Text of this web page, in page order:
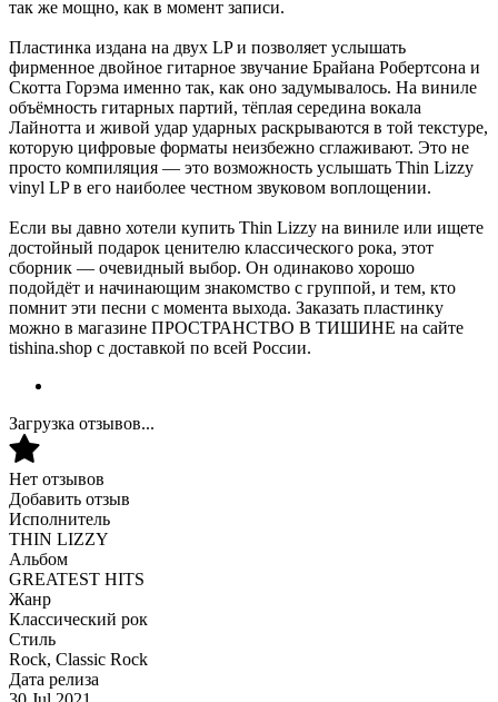
так же мощно, как в момент записи.
Пластинка издана на двух LP и позволяет услышать
фирменное двойное гитарное звучание Брайана Робертсона и
Скотта Горэма именно так, как оно задумывалось. На виниле
объёмность гитарных партий, тёплая середина вокала
Лайнотта и живой удар ударных раскрываются в той текстуре,
которую цифровые форматы неизбежно сглаживают. Это не
просто компиляция — это возможность услышать Thin Lizzy
vinyl LP в его наиболее честном звуковом воплощении.
Если вы давно хотели купить Thin Lizzy на виниле или ищете
достойный подарок ценителю классического рока, этот
сборник — очевидный выбор. Он одинаково хорошо
подойдёт и начинающим знакомство с группой, и тем, кто
помнит эти песни с момента выхода. Заказать пластинку
можно в магазине ПРОСТРАНСТВО В ТИШИНЕ на сайте
tishina.shop с доставкой по всей России.
Загрузка отзывов...
Нет отзывов
Добавить отзыв
Исполнитель
THIN LIZZY
Альбом
GREATEST HITS
Жанр
Классический рок
Стиль
Rock, Classic Rock
Дата релиза